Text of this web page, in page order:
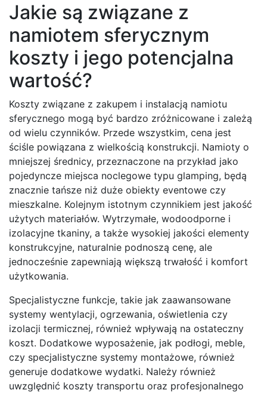
Jakie są związane z
namiotem sferycznym
koszty i jego potencjalna
wartość?
Koszty związane z zakupem i instalacją namiotu
sferycznego mogą być bardzo zróżnicowane i zależą
od wielu czynników. Przede wszystkim, cena jest
ściśle powiązana z wielkością konstrukcji. Namioty o
mniejszej średnicy, przeznaczone na przykład jako
pojedyncze miejsca noclegowe typu glamping, będą
znacznie tańsze niż duże obiekty eventowe czy
mieszkalne. Kolejnym istotnym czynnikiem jest jakość
użytych materiałów. Wytrzymałe, wodoodporne i
izolacyjne tkaniny, a także wysokiej jakości elementy
konstrukcyjne, naturalnie podnoszą cenę, ale
jednocześnie zapewniają większą trwałość i komfort
użytkowania.
Specjalistyczne funkcje, takie jak zaawansowane
systemy wentylacji, ogrzewania, oświetlenia czy
izolacji termicznej, również wpływają na ostateczny
koszt. Dodatkowe wyposażenie, jak podłogi, meble,
czy specjalistyczne systemy montażowe, również
generuje dodatkowe wydatki. Należy również
uwzględnić koszty transportu oraz profesjonalnego